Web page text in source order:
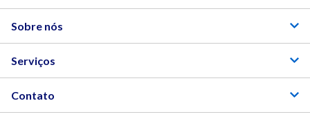
Sobre nós
Serviços
Contato